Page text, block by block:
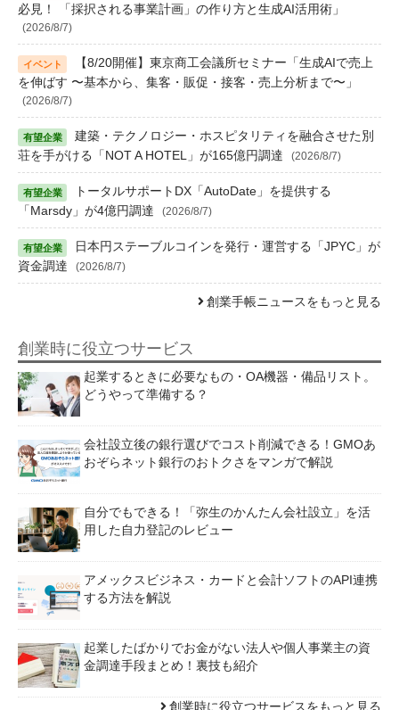
必見！ 「採択される事業計画」の作り方と生成AI活用術」
(2026/8/7)
【8/20開催】東京商工会議所セミナー「生成AIで売上
を伸ばす 〜基本から、集客・販促・接客・売上分析まで〜」
(2026/8/7)
建築・テクノロジー・ホスピタリティを融合させた別
荘を手がける「NOT A HOTEL」が165億円調達
(2026/8/7)
トータルサポートDX「AutoDate」を提供する
「Marsdy」が4億円調達
(2026/8/7)
日本円ステーブルコインを発行・運営する「JPYC」が
資金調達
(2026/8/7)
創業手帳ニュースをもっと見る
創業時に役立つサービス
起業するときに必要なもの・OA機器・備品リスト。
どうやって準備する？
会社設立後の銀行選びでコスト削減できる！GMOあ
おぞらネット銀行のおトクさをマンガで解説
自分でもできる！「弥生のかんたん会社設立」を活
用した自力登記のレビュー
アメックスビジネス・カードと会計ソフトのAPI連携
する方法を解説
起業したばかりでお金がない法人や個人事業主の資
金調達手段まとめ！裏技も紹介
創業時に役立つサービスをもっと見る